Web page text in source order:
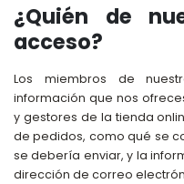
¿Quién de
acceso?
Los miembros de
información que nos
y gestores de la tienda
de pedidos, como qué se
se debería enviar, y la
dirección de correo